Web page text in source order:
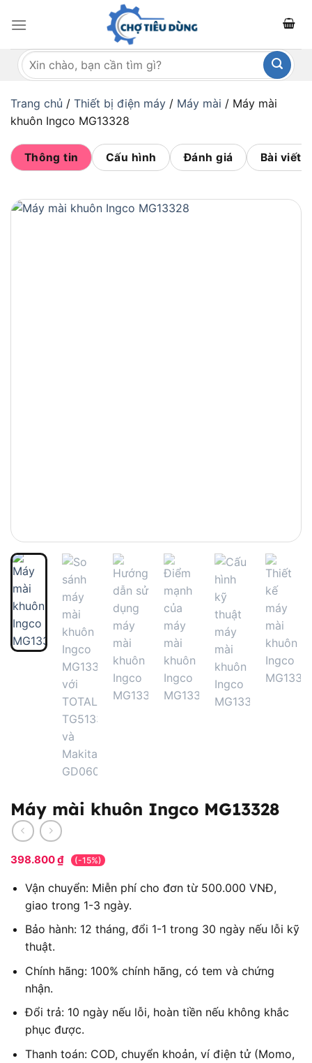
qua
dungTìm
kiếm:
Trang chủ / Thiết bị điện máy / Máy mài / Máy mài
khuôn Ingco MG13328
Thông tin Cấu hình Đánh giá Bài viết
Máy mài khuôn Ingco MG13328
398.800₫ (-15%)
Vận chuyển: Miễn phí cho đơn từ 500.000 VNĐ,
giao trong 1-3 ngày.
Bảo hành: 12 tháng, đổi 1-1 trong 30 ngày nếu lỗi kỹ
thuật.
Chính hãng: 100% chính hãng, có tem và chứng
nhận.
Đổi trả: 10 ngày nếu lỗi, hoàn tiền nếu không khắc
phục được.
Thanh toán: COD, chuyển khoản, ví điện tử (Momo,